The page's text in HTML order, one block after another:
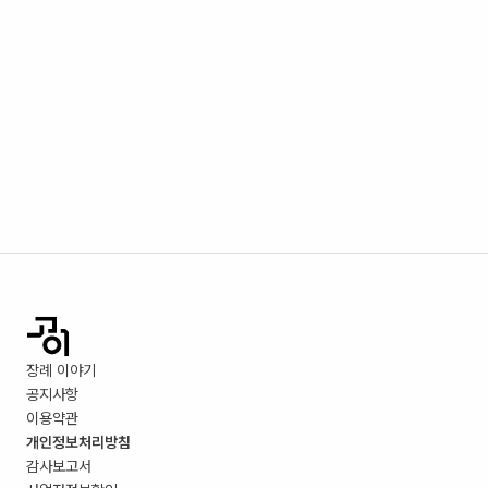
장례 이야기
공지사항
이용약관
개인정보처리방침
감사보고서